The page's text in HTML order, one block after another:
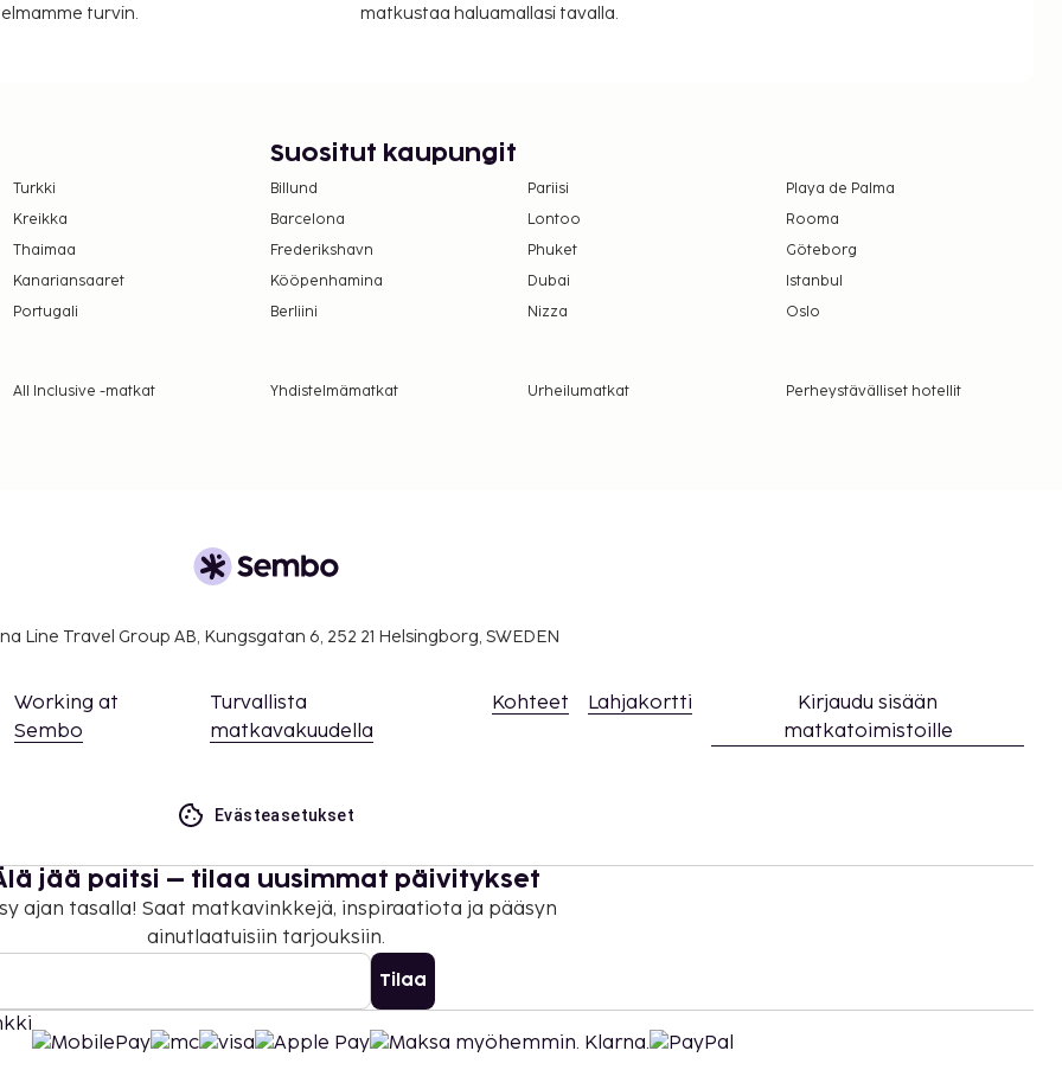
30 EUR lapsille
(yhteen suuntaan,
eivät
voi ylittää 1000
ennen saapumista
uloskirjautuminen ovat
katsomatta
turvin.
matkustaa haluamallasi tavalla.
Turkki
Kreikka
Thaimaa
Kanariansaaret
Portugali
Suositut kaupungit
Billund Pariisi
Playa de Palma
Barcelona
Lontoo
Rooma
Frederikshavn
Phuket
Göteborg
Kööpenhamina
Dubai
Istanbul
Berliini
Nizza Oslo
All Inclusive -matkat Yhdistelmämatkat Urheilumatkat
Perheystävälliset hotellit
Line Travel Group AB, Kungsgatan 6, 252 21 Helsingborg, SWEDEN
Working at
Sembo
Turvallista
matkavakuudella
Kohteet Lahjakortti
Kirjaudu sisään
matkatoimistoille
Evästeasetukset
jää paitsi – tilaa uusimmat päivitykset
ajan tasalla! Saat matkavinkkejä, inspiraatiota ja pääsyn
ainutlaatuisiin tarjouksiin.
Tilaa